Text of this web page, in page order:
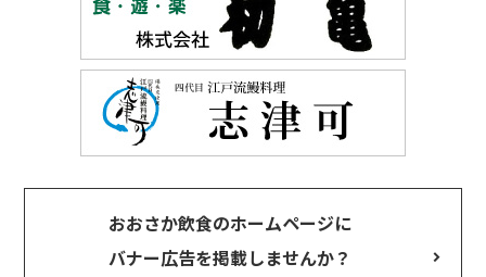
おおさか飲食のホームページに
バナー広告を掲載しませんか？